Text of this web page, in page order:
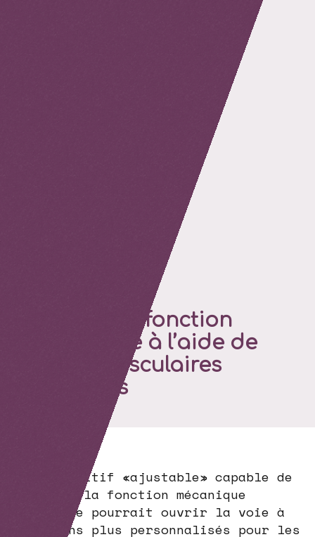
Rétablir la fonction
cardiaque à l’aide de
tissus musculaires
artificiels
Un dispositif «ajustable» capable de
soutenir la fonction mécanique
cardiaque pourrait ouvrir la voie à
des soins plus personnalisés pour les